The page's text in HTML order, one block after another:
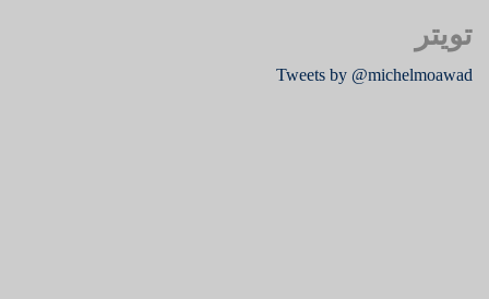
تويتر
Tweets by @michelmoawad